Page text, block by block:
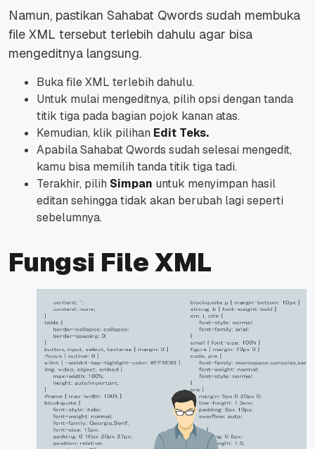
Namun, pastikan Sahabat Qwords sudah membuka
file XML tersebut terlebih dahulu agar bisa
mengeditnya langsung.
Buka file XML terlebih dahulu.
Untuk mulai mengeditnya, pilih opsi dengan tanda
titik tiga pada bagian pojok kanan atas.
Kemudian, klik pilihan Edit Teks.
Apabila Sahabat Qwords sudah selesai mengedit,
kamu bisa memilih tanda titik tiga tadi.
Terakhir, pilih Simpan untuk menyimpan hasil
editan sehingga tidak akan berubah lagi seperti
sebelumnya.
Fungsi File XML